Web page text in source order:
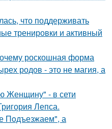
что поддерживать
тренировки и активный
роскошная форма
родов - это не магия, а
Женщину" - в сети
Лепса.
Пoдъезжаем", а